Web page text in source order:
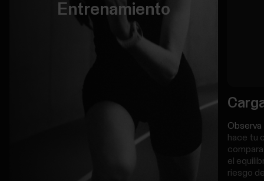
Entrenamiento
Observa
hace tu
el
riesgo